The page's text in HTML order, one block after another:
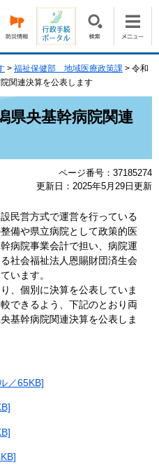
> 福祉保健部 地域医療政策課 > 令和
関連決算を公表します
県央基幹病院関連
ページ番号：37185274
更新日：2025年5月29日更新
民営方式で運営を行っている
備や県立病院として政策的医
病院事業会計で担い、病院運
社会福祉法人恩賜財団済生会
います。
、個別に決算を公表していま
できるよう、下記のとおり両
基幹病院関連決算を公表しま
／65KB]